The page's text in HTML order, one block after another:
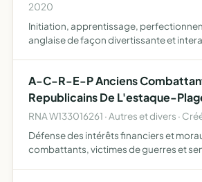
2020
Initiation, apprentissage,
anglaise de façon divertissante et
A-C-R-E-P Anciens
Republicains De L'estaque-
RNA W133016261 · Autres et divers ·
Défense des intérêts financiers et
combattants, victimes de guerres et